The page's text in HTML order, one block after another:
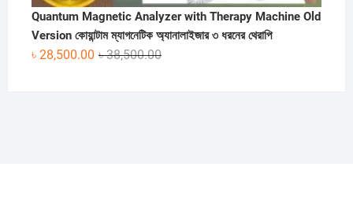
Quantum Magnetic Analyzer with Therapy Machine Old
Version কোয়ান্টাম ম্যাগনেটিক অ্যানালাইজার ৩ ধরনের থেরাপি
৳38,500.00Original
৳ 28,500.00
Current